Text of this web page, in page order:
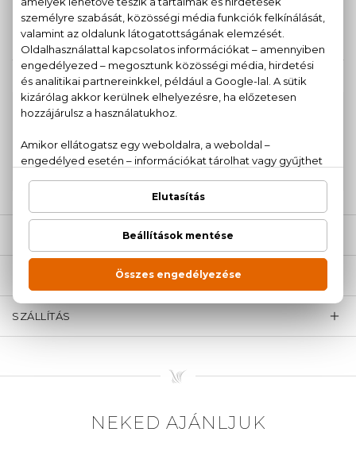
40.760 Ft
KAPCSOLÓDÓ TERMÉKEK
100% eredeti termékek,14 napos visszaküldési
Kérdésed van, elakadtál? Hívd ügyfélszolgálatunkat:
20 779 1924
SZÁLLÍTÁS
NEKED AJÁNLJUK